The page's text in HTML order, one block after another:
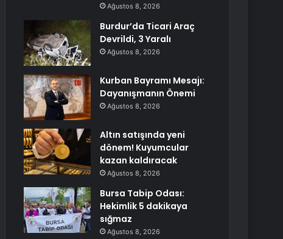
Ağustos 8, 2026
Burdur’da Ticari Araç
Devrildi, 3 Yaralı
Ağustos 8, 2026
Kurban Bayramı Mesajı:
Dayanışmanın Önemi
Ağustos 8, 2026
Altın satışında yeni
dönem! Kuyumcular
kazan kaldıracak
Ağustos 8, 2026
Bursa Tabip Odası:
Hekimlik 5 dakikaya
sığmaz
Ağustos 8, 2026